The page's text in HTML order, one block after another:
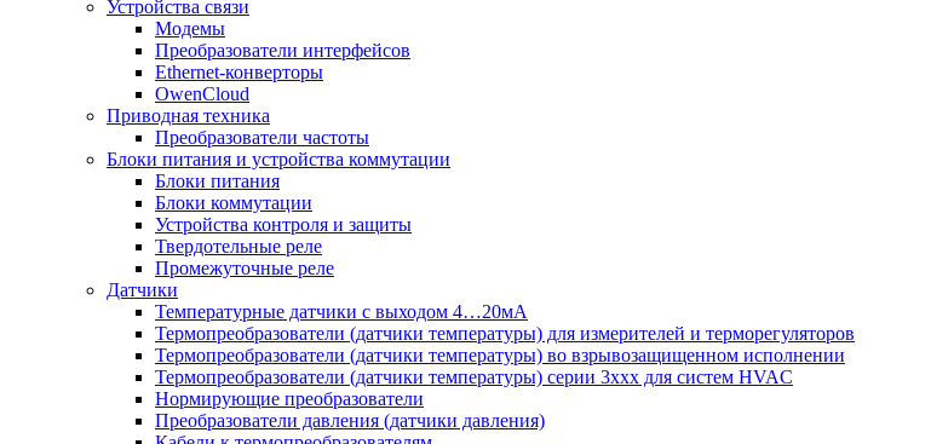
Устройства связи
Модемы
Преобразователи интерфейсов
Ethernet-конверторы
OwenCloud
Приводная техника
Преобразователи частоты
Блоки питания и устройства коммутации
Блоки питания
Блоки коммутации
Устройства контроля и защиты
Твердотельные реле
Промежуточные реле
Датчики
Температурные датчики с выходом 4…20мА
Термопреобразователи (датчики температуры) для измерителей и терморегуляторов
Термопреобразователи (датчики температуры) во взрывозащищенном исполнении
Термопреобразователи (датчики температуры) серии 3ххх для систем HVAC
Нормирующие преобразователи
Преобразователи давления (датчики давления)